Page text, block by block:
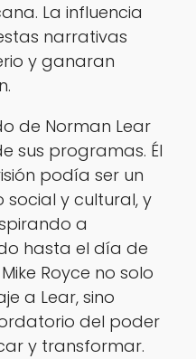
La influencia
narrativas
y ganaran
de Norman Lear
sus programas. Él
podía ser un
y cultural, y
a
hasta el día de
Royce no solo
a Lear, sino
del poder
y transformar.